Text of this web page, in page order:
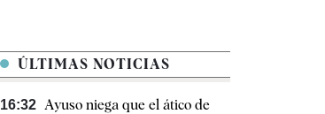
ÚLTIMAS NOTICIAS
16:32 Ayuso niega que el ático de